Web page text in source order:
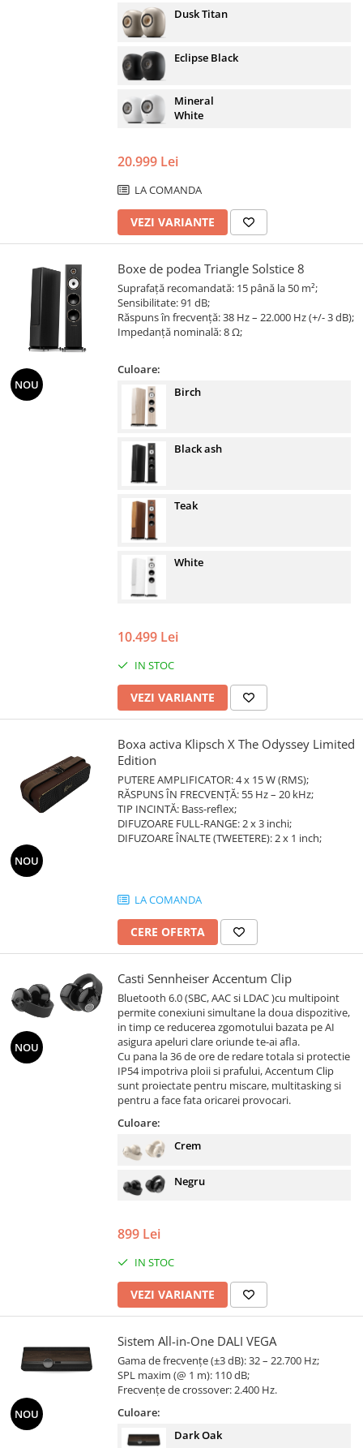
Dusk Titan
Eclipse Black
Mineral
White
20.999 Lei
LA COMANDA
VEZI VARIANTE
NOU
Boxe de podea Triangle Solstice 8
Suprafață recomandată: 15 până la 50 m²;
Sensibilitate: 91 dB;
Răspuns în frecvență: 38 Hz – 22.000 Hz (+/- 3 dB);
Impedanță nominală: 8 Ω;
Culoare:
Birch
Black ash
Teak
White
10.499 Lei
IN STOC
VEZI VARIANTE
NOU
Boxa activa Klipsch X The Odyssey Limited
Edition
PUTERE AMPLIFICATOR: 4 x 15 W (RMS);
RĂSPUNS ÎN FRECVENȚĂ: 55 Hz – 20 kHz;
TIP INCINTĂ: Bass-reflex;
DIFUZOARE FULL-RANGE: 2 x 3 inchi;
DIFUZOARE ÎNALTE (TWEETERE): 2 x 1 inch;
LA COMANDA
CERE OFERTA
NOU
Casti Sennheiser Accentum Clip
Bluetooth 6.0 (SBC, AAC si LDAC )cu multipoint
permite conexiuni simultane la doua dispozitive,
in timp ce reducerea zgomotului bazata pe AI
asigura apeluri clare oriunde te-ai afla.
Cu pana la 36 de ore de redare totala si protectie
IP54 impotriva ploii si prafului, Accentum Clip
sunt proiectate pentru miscare, multitasking si
pentru a face fata oricarei provocari.
Culoare:
Crem
Negru
899 Lei
IN STOC
VEZI VARIANTE
NOU
Sistem All-in-One DALI VEGA
Gama de frecvențe (±3 dB): 32 – 22.700 Hz;
SPL maxim (@ 1 m): 110 dB;
Frecvențe de crossover: 2.400 Hz.
Culoare:
Dark Oak